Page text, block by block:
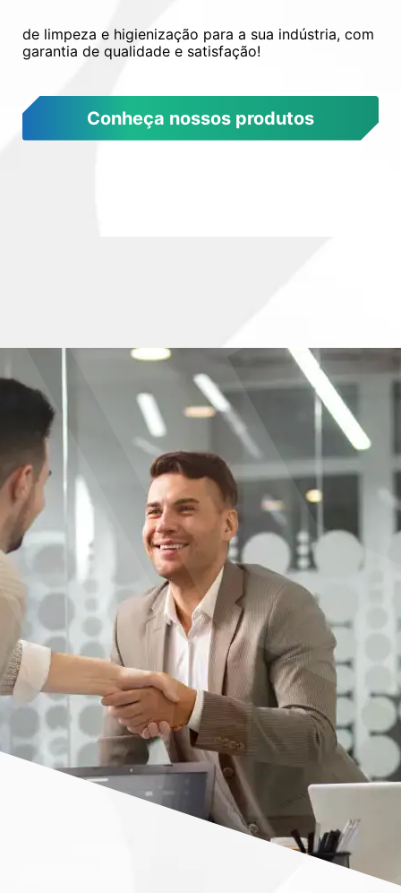
de limpeza e higienização para a sua indústria, com
garantia de qualidade e satisfação!
Conheça nossos produtos